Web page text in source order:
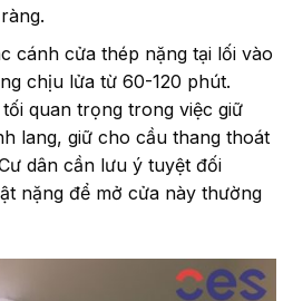
cánh cửa thép nặng tại lối vào
chịu lửa từ 60-120 phút.
quan trọng trong việc giữ
lang, giữ cho cầu thang thoát
dân cần lưu ý tuyệt đối
nặng để mở cửa này thường